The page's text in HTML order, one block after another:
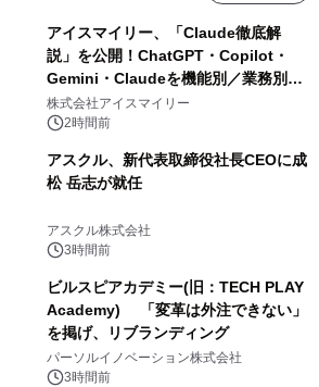
アイスマイリー、「Claude徹底解
説」を公開！ChatGPT・Copilot・
Gemini・Claudeを機能別／業務別に
比較―自社に合う生成AIの選び方がわ
かる実践ガイド
株式会社アイスマイリー
2時間前
アスクル、新代表取締役社長CEOに成
松 岳志が就任
アスクル株式会社
3時間前
ビルスピアカデミー(旧：TECH PLAY
Academy) 「変革は外注できない」
を掲げ、リブランディング
パーソルイノベーション株式会社
3時間前